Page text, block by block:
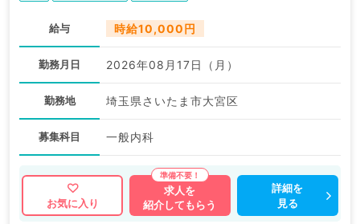
給与 時給10,000円
勤務月日 2026年08月17日（月）
勤務地 埼玉県さいたま市大宮区
募集科目 一般内科
お気に入り
求人を
紹介してもらう
詳細を
見る